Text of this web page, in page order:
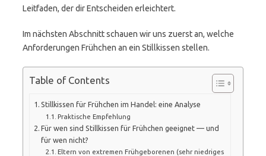
Leitfaden, der dir Entscheiden erleichtert.
Im nächsten Abschnitt schauen wir uns zuerst an, welche
Anforderungen Frühchen an ein Stillkissen stellen.
Table of Contents
Stillkissen für Frühchen im Handel: eine Analyse
Praktische Empfehlung
Für wen sind Stillkissen für Frühchen geeignet — und
für wen nicht?
Eltern von extremen Frühgeborenen (sehr niedriges